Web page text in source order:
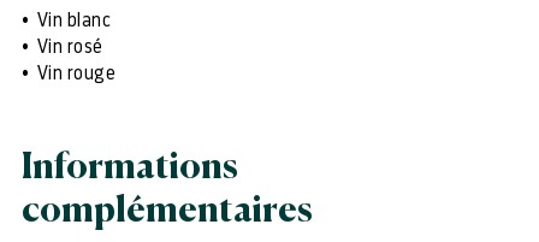
Vin blanc
Vin rosé
Vin rouge
Informations
complémentaires